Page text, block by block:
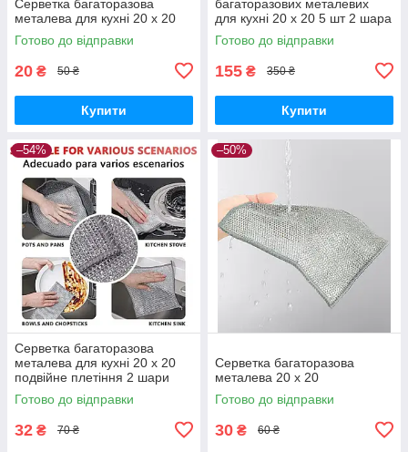
Серветка багаторазова
металева для кухні 20 х 20
Готово до відправки
20 ₴ 50 ₴
Купити
багаторазових металевих
для кухні 20 х 20 5 шт 2 шара
Готово до відправки
155 ₴ 350 ₴
Купити
–54%
Серветка багаторазова
металева для кухні 20 х 20
подвійне плетіння 2 шари
Готово до відправки
32 ₴ 70 ₴
–50%
Серветка багаторазова
металева 20 х 20
Готово до відправки
30 ₴ 60 ₴